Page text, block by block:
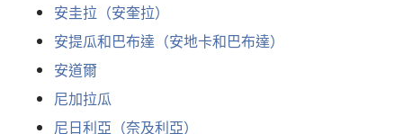
安圭拉（安奎拉）
安提瓜和巴布達（安地卡和巴布達）
安道爾
尼加拉瓜
尼日利亞（奈及利亞）